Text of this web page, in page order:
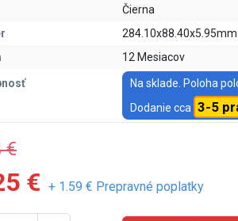
Čierna
284.10x88.40x5.95mm
12 Mesiacov
Na sklade. Poloha
Dodanie cca 3-5
€
€ + 1.59 € Prepravné poplatky